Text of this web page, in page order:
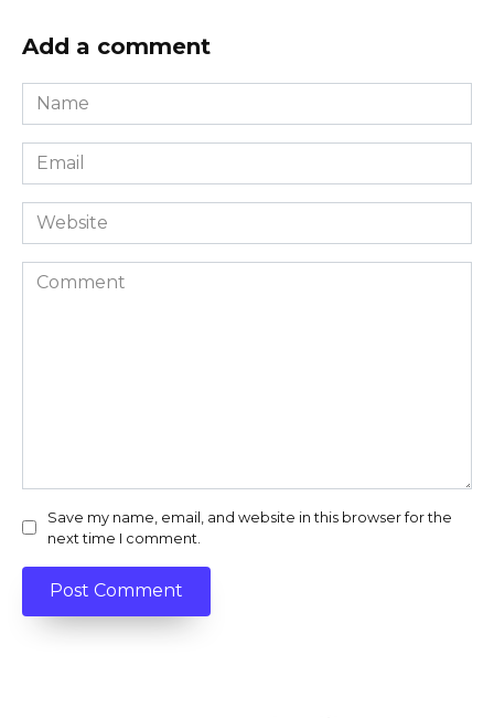
Add a comment
Name
*
Email
*
Website
Comment
Save my name, email, and website in this browser for the
next time I comment.